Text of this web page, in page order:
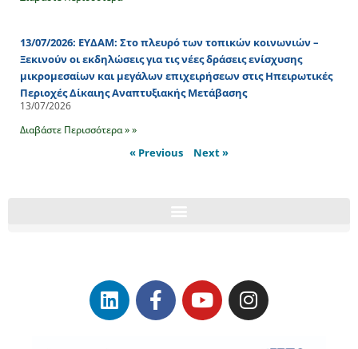
13/07/2026: ΕΥΔΑΜ: Στο πλευρό των τοπικών κοινωνιών –
Ξεκινούν οι εκδηλώσεις για τις νέες δράσεις ενίσχυσης
μικρομεσαίων και μεγάλων επιχειρήσεων στις Ηπειρωτικές
Περιοχές Δίκαιης Αναπτυξιακής Μετάβασης
13/07/2026
Διαβάστε Περισσότερα » »
« Previous Next »